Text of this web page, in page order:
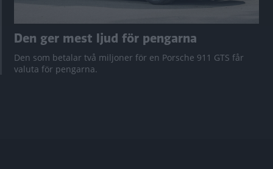
Den ger mest ljud för pengarna
Den som betalar två miljoner för en Porsche 911 GTS får
valuta för pengarna.